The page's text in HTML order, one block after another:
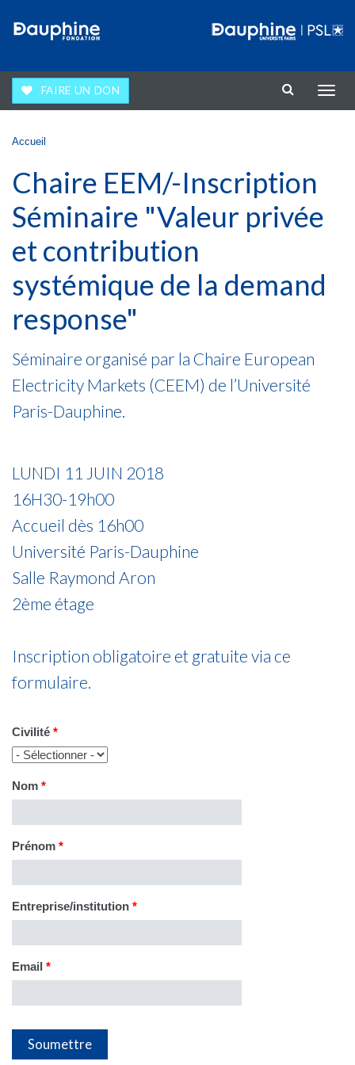
FAIRE UN DON
la
Vous êtes ici
Accueil
Chaire EEM/-Inscription
Séminaire "Valeur privée
et contribution
systémique de la demand
response"
Séminaire organisé par la Chaire European
Electricity Markets (CEEM) de l’Université
Paris-Dauphine.
LUNDI 11 JUIN 2018
16H30-19h00
Accueil dès 16h00
Université Paris-Dauphine
Salle Raymond Aron
2ème étage
Inscription obligatoire et gratuite via ce
formulaire.
Civilité *
Nom *
Prénom *
Entreprise/institution *
Email *